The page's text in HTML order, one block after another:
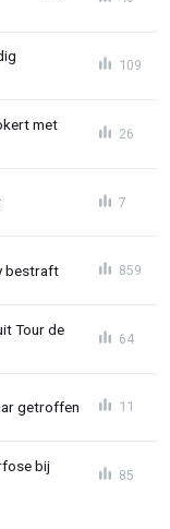
109
met
26
7
bestraft 859
Tour de
64
getroffen 11
bij
85